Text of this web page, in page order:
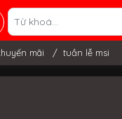
mãi / tuần lễ msi